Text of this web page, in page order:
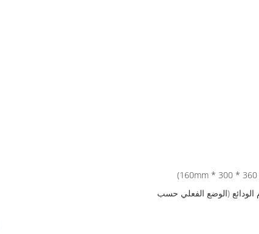
الودائع (الوضع الفعلي حسب